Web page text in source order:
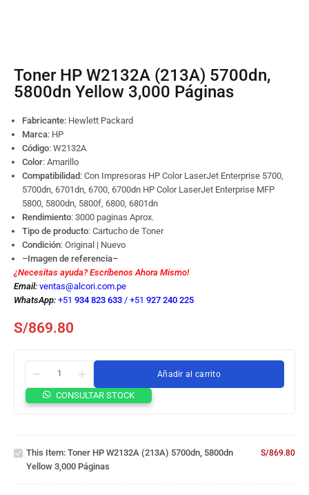
Toner HP W2132A (213A) 5700dn,
5800dn Yellow 3,000 Páginas
Fabricante: Hewlett Packard
Marca: HP
Código: W2132A
Color: Amarillo
Compatibilidad: Con Impresoras HP Color LaserJet Enterprise 5700,
5700dn, 6701dn, 6700, 6700dn HP Color LaserJet Enterprise MFP
5800, 5800dn, 5800f, 6800, 6801dn
Rendimiento: 3000 paginas Aprox.
Tipo de producto: Cartucho de Toner
Condición: Original | Nuevo
–Imagen de referencia–
¿Necesitas ayuda? Escríbenos Ahora Mismo!
Email: ventas@alcori.com.pe
WhatsApp: +51 934 823 633 / +51 927 240 225
S/869.80
Añadir al carrito
CONSULTAR STOCK
Toner
5800dn
3,000
This Item: Toner HP W2132A (213A) 5700dn, 5800dn
Yellow 3,000 Páginas
S/869.80
HP
W2131A